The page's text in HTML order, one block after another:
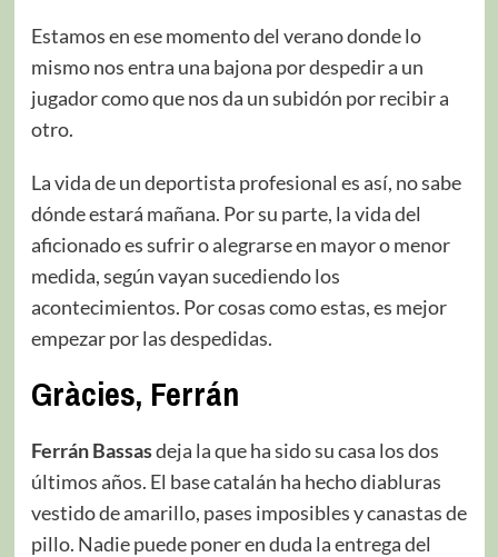
Estamos en ese momento del verano donde lo
mismo nos entra una bajona por despedir a un
jugador como que nos da un subidón por recibir a
otro.
La vida de un deportista profesional es así, no sabe
dónde estará mañana. Por su parte, la vida del
aficionado es sufrir o alegrarse en mayor o menor
medida, según vayan sucediendo los
acontecimientos. Por cosas como estas, es mejor
empezar por las despedidas.
Gràcies, Ferrán
Ferrán Bassasdeja la que ha sido su casa los dos
últimos años. El base catalán ha hecho diabluras
vestido de amarillo, pases imposibles y canastas de
pillo. Nadie puede poner en duda la entrega del